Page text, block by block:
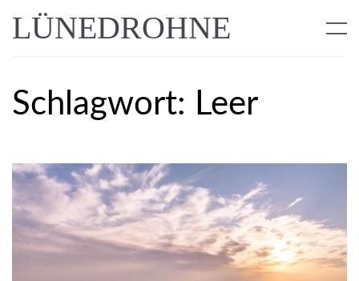
LÜNEDROHNE
Schlagwort: Leer